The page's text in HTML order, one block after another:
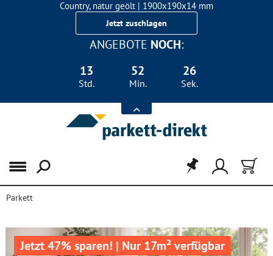
Country, natur geölt | 1900x190x14 mm
Landhausdiele Eiche für nur 29,90 €/m²
Jetzt zuschlagen
ANGEBOTE NOCH:
13
Std.
52
Min.
26
Sek.
Menü
Parkett
Jetzt 47% sparen! | Nur 17m² verfügbar